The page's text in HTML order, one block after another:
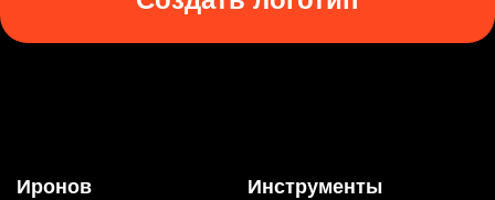
Иронов Инструменты